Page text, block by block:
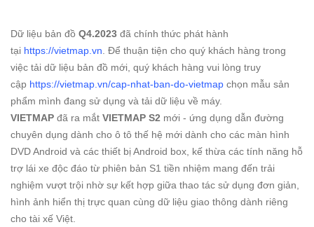
Dữ liệu bản đồ Q4.2023 đã chính thức phát hành
tại https://vietmap.vn . Để thuận tiện cho quý khách hàng trong
việc tải dữ liệu bản đồ mới, quý khách hàng vui lòng truy
cập https://vietmap.vn/cap-nhat-ban-do-vietmap chọn mẫu sản
phẩm mình đang sử dụng và tải dữ liệu về máy.
VIETMAP đã ra mắt VIETMAP S2 mới - ứng dụng dẫn đường
chuyên dụng dành cho ô tô thế hệ mới dành cho các màn hình
DVD Android và các thiết bị Android box, kế thừa các tính năng hỗ
trợ lái xe độc đáo từ phiên bản S1 tiền nhiệm mang đến trải
nghiệm vượt trội nhờ sự kết hợp giữa thao tác sử dụng đơn giản,
hình ảnh hiển thị trực quan cùng dữ liệu giao thông dành riêng
cho tài xế Việt.